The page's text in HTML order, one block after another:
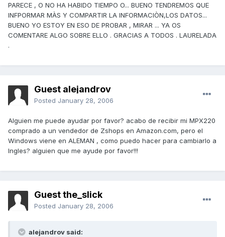
PARECE , O NO HA HABIDO TIEMPO O... BUENO TENDREMOS QUE
INFPORMAR MÀS Y COMPARTIR LA INFORMACIÒN,LOS DATOS...
BUENO YO ESTOY EN ESO DE PROBAR , MIRAR ... YA OS
COMENTARE ALGO SOBRE ELLO . GRACIAS A TODOS . LAURELADA
.
Guest alejandrov
Posted January 28, 2006
Alguien me puede ayudar por favor? acabo de recibir mi MPX220
comprado a un vendedor de Zshops en Amazon.com, pero el
Windows viene en ALEMAN , como puedo hacer para cambiarlo a
Ingles? alguien que me ayude por favor!!!
Guest the_slick
Posted January 28, 2006
alejandrov said: